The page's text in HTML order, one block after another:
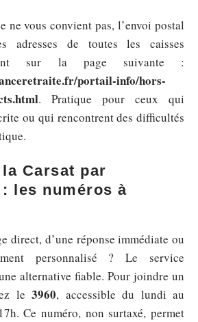
ne vous convient pas, l’envoi postal
adresses de toutes les caisses
sur la page suivante :
portail-info/hors-
. Pratique pour ceux qui
ou qui rencontrent des difficultés
Carsat par
les numéros à
direct, d’une réponse immédiate ou
personnalisé ? Le service
alternative fiable. Pour joindre un
le3960, accessible du lundi au
Ce numéro, non surtaxé, permet